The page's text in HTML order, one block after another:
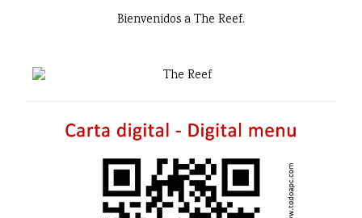
Bienvenidos a The Reef.